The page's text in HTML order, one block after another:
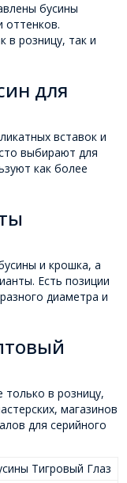
бусины
оттенков.
в розницу, так и
для
вставок и
выбирают для
как более
и крошка, а
Есть позиции
диаметра и
в розницу,
магазинов
для серийного
Тигровый Глаз